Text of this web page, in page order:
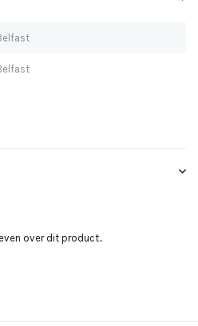
over dit product..